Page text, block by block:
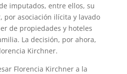
e
s
t
o
k
imputados, entre ellos, su
por asociación ilícita y lavado
de propiedades y hoteles
La decisión, por ahora,
Kirchner.
Florencia Kirchner a la